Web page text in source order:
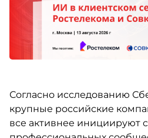
Согласно исследованию
крупные российские
все активнее инициируют